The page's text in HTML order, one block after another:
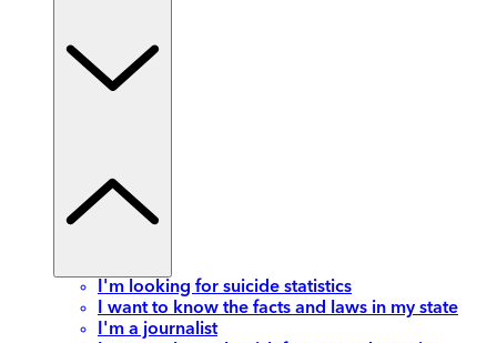
I'm looking for suicide statistics
I want to know the facts and laws in my state
I'm a journalist